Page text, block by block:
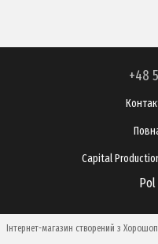
+48
Capital
Pol
Інтернет-магазин створений з Хорошоп